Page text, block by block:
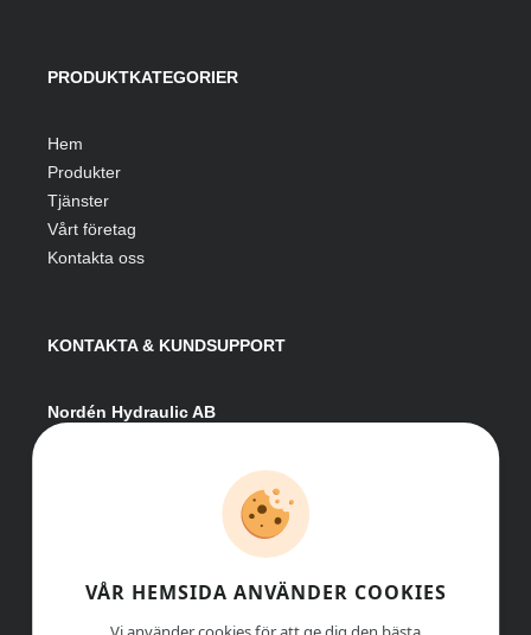
PRODUKTKATEGORIER
Hem
Produkter
Tjänster
Vårt företag
Kontakta oss
KONTAKTA & KUNDSUPPORT
Nordén Hydraulic AB
info@nordenhydraulic.se
Org-nr: 556531-8424
VÅR HEMSIDA ANVÄNDER COOKIES